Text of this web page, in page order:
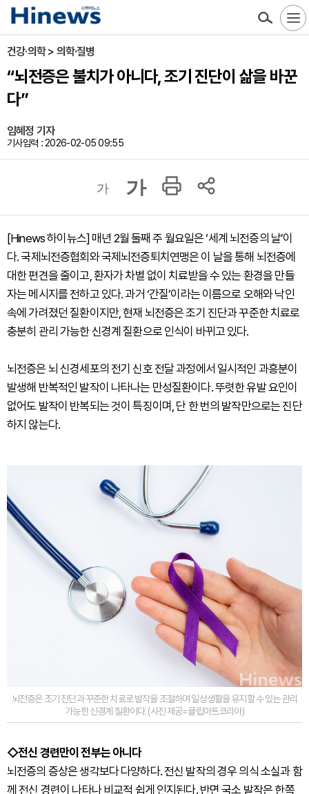
건강·의학 > 의학·질병
“뇌전증은 불치가 아니다, 조기 진단이 삶을 바꾼
다”
임혜정 기자
기사입력 : 2026-02-05 09:55
가 가
[Hinews 하이뉴스] 매년 2월 둘째 주 월요일은 ‘세계 뇌전증의 날’이
다. 국제뇌전증협회와 국제뇌전증퇴치연맹은 이 날을 통해 뇌전증에
대한 편견을 줄이고, 환자가 차별 없이 치료받을 수 있는 환경을 만들
자는 메시지를 전하고 있다. 과거 ‘간질’이라는 이름으로 오해와 낙인
속에 가려졌던 질환이지만, 현재 뇌전증은 조기 진단과 꾸준한 치료로
충분히 관리 가능한 신경계 질환으로 인식이 바뀌고 있다.
뇌전증은 뇌 신경세포의 전기 신호 전달 과정에서 일시적인 과흥분이
발생해 반복적인 발작이 나타나는 만성질환이다. 뚜렷한 유발 요인이
없어도 발작이 반복되는 것이 특징이며, 단 한 번의 발작만으로는 진단
하지 않는다.
뇌전증은 조기 진단과 꾸준한 치료로 발작을 조절하며 일상생활을 유지할 수 있는 관리
가능한 신경계 질환이다. (사진 제공=클립아트코리아)
◇전신 경련만이 전부는 아니다
뇌전증의 증상은 생각보다 다양하다. 전신 발작의 경우 의식 소실과 함
께 전신 경련이 나타나 비교적 쉽게 인지된다. 반면 국소 발작은 한쪽